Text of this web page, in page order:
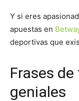
Y si eres
apuestas en
deportivas que
Frases
geniales